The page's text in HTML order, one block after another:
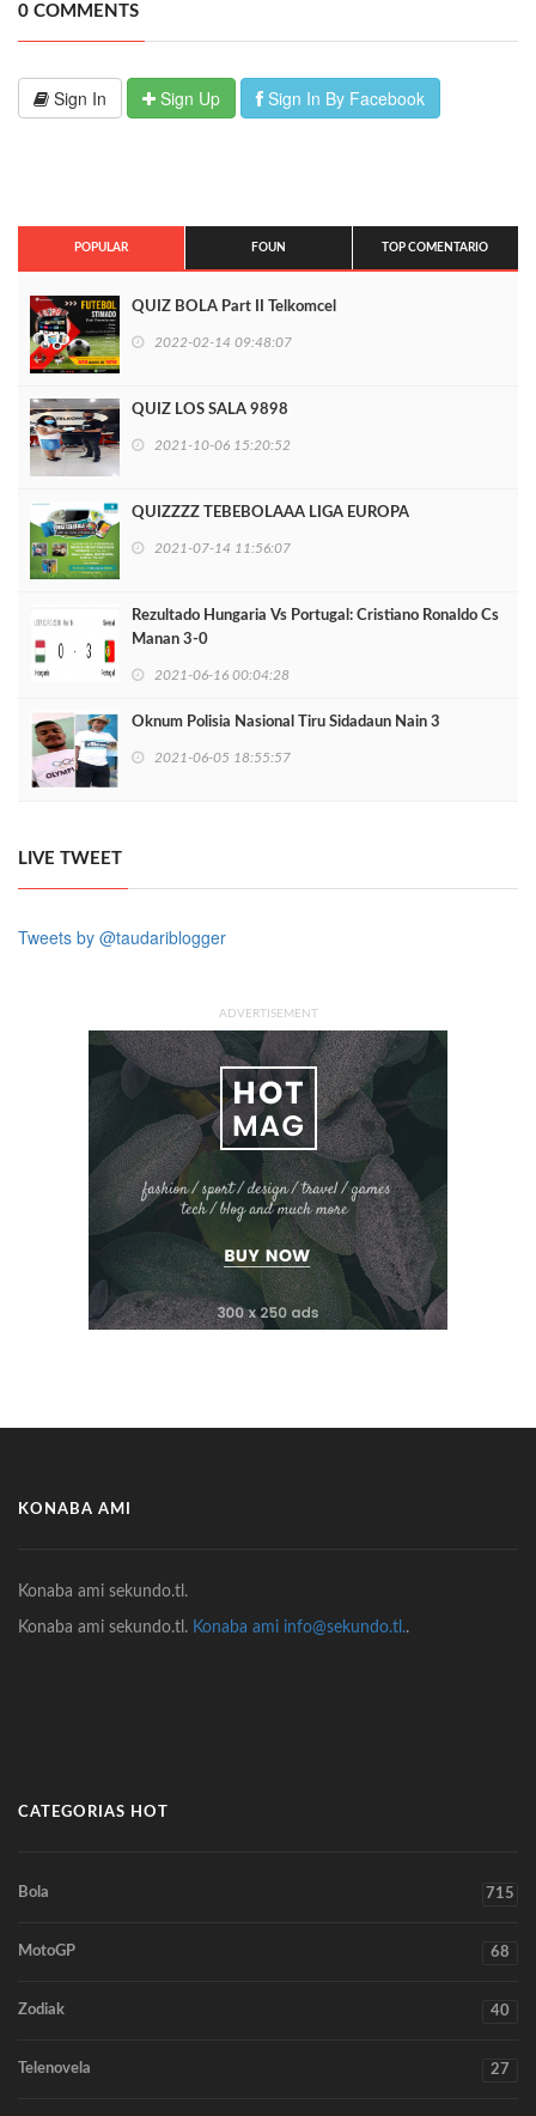
0 COMMENTS
Sign In Sign Up Sign In By Facebook
POPULAR FOUN TOP COMENTARIO
QUIZ BOLA Part II Telkomcel
2022-02-14 09:48:07
QUIZ LOS SALA 9898
2021-10-06 15:20:52
QUIZZZZ TEBEBOLAAA LIGA EUROPA
2021-07-14 11:56:07
Rezultado Hungaria Vs Portugal: Cristiano Ronaldo Cs
Manan 3-0
2021-06-16 00:04:28
Oknum Polisia Nasional Tiru Sidadaun Nain 3
2021-06-05 18:55:57
LIVE TWEET
Tweets by @taudariblogger
ADVERTISEMENT
KONABA AMI
Konaba ami sekundo.tl.
Konaba ami sekundo.tl. Konaba ami info@sekundo.tl..
CATEGORIAS HOT
Bola 715
MotoGP 68
Zodiak 40
Telenovela 27